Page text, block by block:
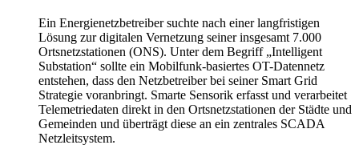
Ein Energienetzbetreiber suchte nach einer langfristigen
Lösung zur digitalen Vernetzung seiner insgesamt 7.000
Ortsnetzstationen (ONS). Unter dem Begriff „Intelligent
Substation“ sollte ein Mobilfunk-basiertes OT-Datennetz
entstehen, dass den Netzbetreiber bei seiner Smart Grid
Strategie voranbringt. Smarte Sensorik erfasst und verarbeitet
Telemetriedaten direkt in den Ortsnetzstationen der Städte und
Gemeinden und überträgt diese an ein zentrales SCADA
Netzleitsystem.